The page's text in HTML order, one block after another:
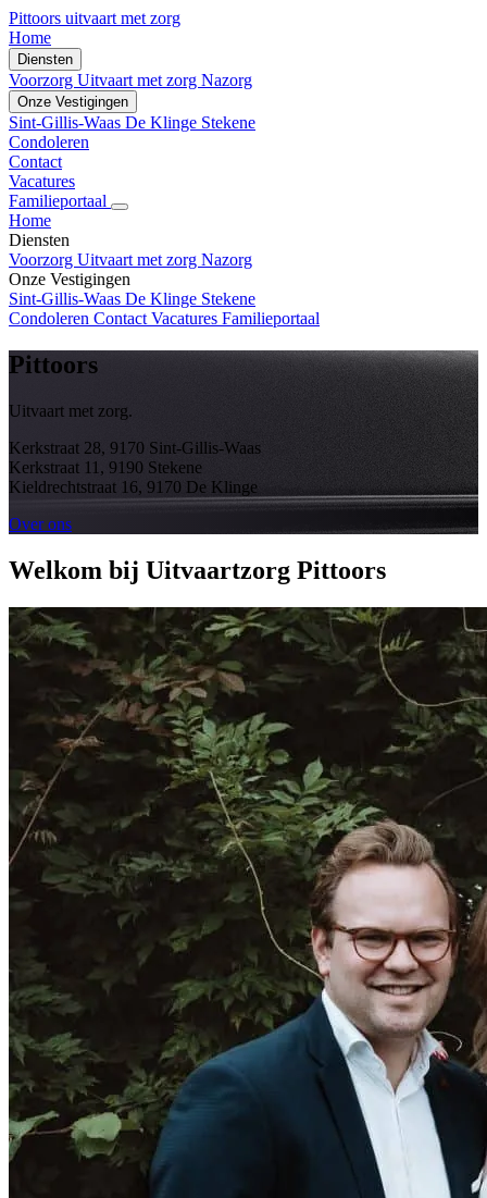
Pittoors uitvaart met zorg
Home
Diensten
Voorzorg Uitvaart met zorg Nazorg
Onze Vestigingen
Sint-Gillis-Waas De Klinge Stekene
Condoleren
Contact
Vacatures
Familieportaal
Home
Diensten
Voorzorg Uitvaart met zorg Nazorg
Onze Vestigingen
Sint-Gillis-Waas De Klinge Stekene
Condoleren Contact Vacatures Familieportaal
Pittoors
Uitvaart met zorg.
Kerkstraat 28, 9170 Sint-Gillis-Waas
Kerkstraat 11, 9190 Stekene
Kieldrechtstraat 16, 9170 De Klinge
Over ons
Welkom bij Uitvaartzorg Pittoors